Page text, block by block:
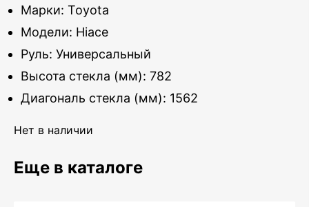
Марки: Toyota
Модели: Hiace
Руль: Универсальный
Высота стекла (мм): 782
Диагональ стекла (мм): 1562
Нет в наличии
Еще в каталоге